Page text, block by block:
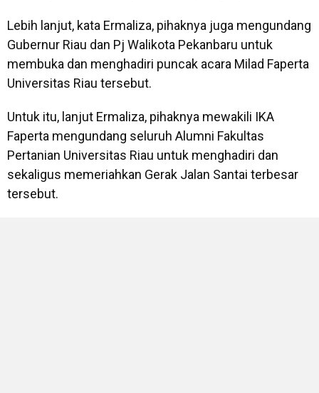
Lebih lanjut, kata Ermaliza, pihaknya juga mengundang
Gubernur Riau dan Pj Walikota Pekanbaru untuk
membuka dan menghadiri puncak acara Milad Faperta
Universitas Riau tersebut.
Untuk itu, lanjut Ermaliza, pihaknya mewakili IKA
Faperta mengundang seluruh Alumni Fakultas
Pertanian Universitas Riau untuk menghadiri dan
sekaligus memeriahkan Gerak Jalan Santai terbesar
tersebut.